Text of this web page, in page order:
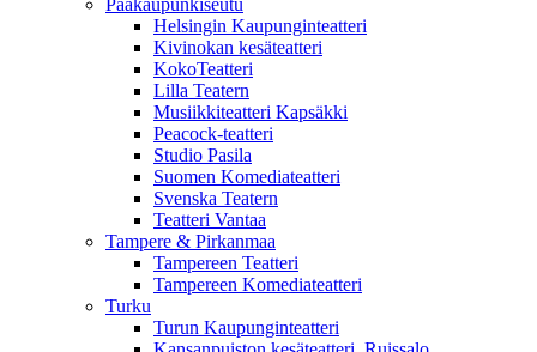
Pääkaupunkiseutu
Helsingin Kaupunginteatteri
Kivinokan kesäteatteri
KokoTeatteri
Lilla Teatern
Musiikkiteatteri Kapsäkki
Peacock-teatteri
Studio Pasila
Suomen Komediateatteri
Svenska Teatern
Teatteri Vantaa
Tampere & Pirkanmaa
Tampereen Teatteri
Tampereen Komediateatteri
Turku
Turun Kaupunginteatteri